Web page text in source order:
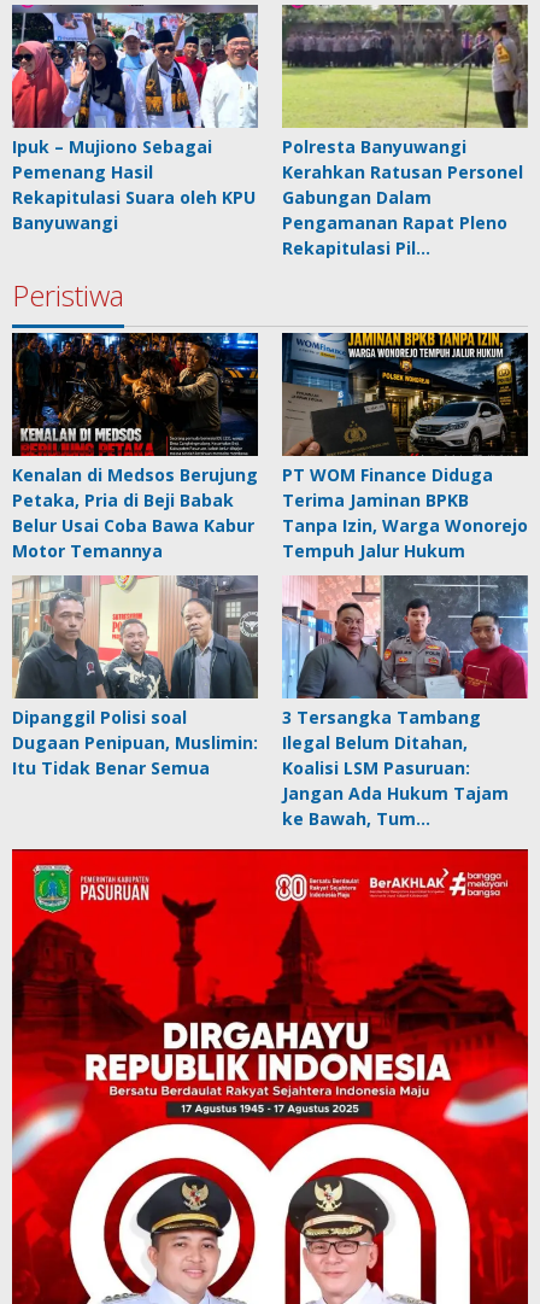
Ipuk – Mujiono Sebagai
Pemenang Hasil
Rekapitulasi Suara oleh KPU
Banyuwangi
Polresta Banyuwangi
Kerahkan Ratusan Personel
Gabungan Dalam
Pengamanan Rapat Pleno
Rekapitulasi Pil…
Peristiwa
Kenalan di Medsos Berujung
Petaka, Pria di Beji Babak
Belur Usai Coba Bawa Kabur
Motor Temannya
PT WOM Finance Diduga
Terima Jaminan BPKB
Tanpa Izin, Warga Wonorejo
Tempuh Jalur Hukum
Dipanggil Polisi soal
Dugaan Penipuan, Muslimin:
Itu Tidak Benar Semua
3 Tersangka Tambang
Ilegal Belum Ditahan,
Koalisi LSM Pasuruan:
Jangan Ada Hukum Tajam
ke Bawah, Tum…